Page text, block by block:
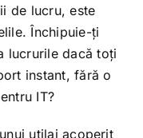
de lucru, este
Închipuie-ți
lucrurile dacă toți
instant, fără o
IT?
utilaj acoperit